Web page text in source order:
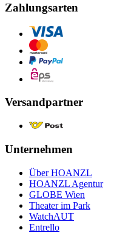
Zahlungsarten
Versandpartner
Unternehmen
Über HOANZL
HOANZL Agentur
GLOBE Wien
Theater im Park
WatchAUT
Entrello